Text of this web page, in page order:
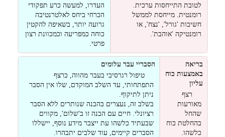
לטובת התייחסות ערכית.
רומנטית. מייחסת לממשל
חשיבות 'גורל', 'נצח', או
רומנטיקה 'אוהבת'.
העדרו, למעשה כרע תפקודי
הכרחי ביחס לאלטרנטיבה
גרועה יותר, בשאיפה להקטין
כוחה כמפריעה וכמכוונת רצון
פרטי.
בריאה
באמצעות כוח
עליון
רצף
מאורעות
שהחל
בהחלטת כוח
כלשהו.
הסבריי עבר עלומים
טיפול רגרסיבי בעבר מהווה, כרצף
התפתחותי, עד השלב המוקדם, שלו אין הסבר
ניתן לתיקוף.
בשלב זה, נעצרים בהבנה שנותרים ללא הסבר
רציונלי. חיים עם הבנה זו ב'שלום', מקווים
שבעתיד כלשהו עת ייצבר מידע נוסף, יישללו
הסברים קיימים, עוד שלבים יתבהרו.